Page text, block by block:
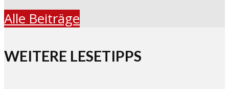
Alle Beiträge
WEITERE LESETIPPS